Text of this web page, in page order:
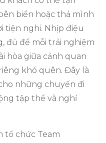
biển hoặc thả mình
tiện nghi. Nhịp điệu
đủ để mỗi trải nghiệm
hòa giữa cảnh quan
khó quên. Đây là
những chuyến đi
tập thể và nghỉ
tổ chức Team